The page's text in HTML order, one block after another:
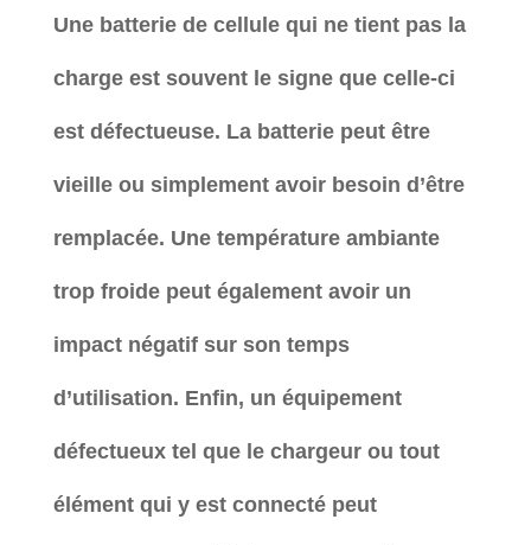
Une batterie de cellule qui ne tient pas la
charge est souvent le signe que celle-ci
est défectueuse. La batterie peut être
vieille ou simplement avoir besoin d’être
remplacée. Une température ambiante
trop froide peut également avoir un
impact négatif sur son temps
d’utilisation. Enfin, un équipement
défectueux tel que le chargeur ou tout
élément qui y est connecté peut